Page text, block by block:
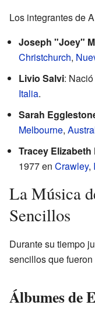
Los integrantes de
Joseph "Joey"
Christchurch,
Livio Salvi:
Italia.
Sarah
Melbourne,
Tracey Elizabeth
1977 en Crawley,
La Música
Sencillos
Durante su tiempo
sencillos que
Álbumes de